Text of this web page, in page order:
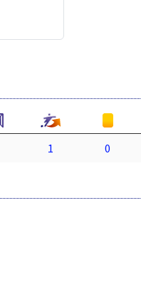
1 0